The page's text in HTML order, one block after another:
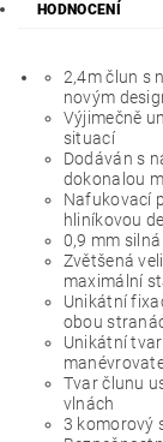
HODNOCENÍ
2,4m člun s
novým
Výjimečně
situací
Dodáván s
dokonalou
Nafukovací
hliníkovou
0,9 mm
Zvětšená
maximální
Unikátní
obou
Unikátní
Tvar člunu
vlnách
3 komorový